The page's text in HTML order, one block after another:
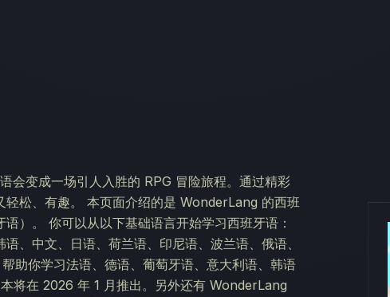
变成一场引人入胜的 RPG 冒险旅程。通过精彩
松、有趣。 本页面介绍的是 WonderLang 的西班
）。 你可以从以下基础语言开始学习西班牙语：
、中文、日语、荷兰语、印尼语、波兰语、俄语、
助你学习法语、德语、葡萄牙语、意大利语、韩语
将在 2026 年 1 月推出。另外还有 WonderLang